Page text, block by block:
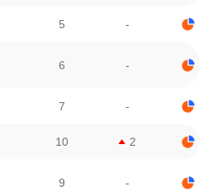
5 -
6 -
7 -
10 2
9 -